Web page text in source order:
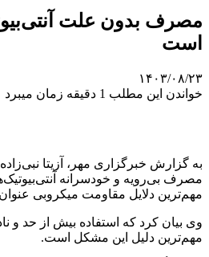
مصرف بدون علت
است
۱۴۰۳/۰۸/۲۳
خواندن این مطلب 1 دقیقه زمان میبرد
به گزارش خبرگزاری مهر، آزیتا
مصرف بی‌رویه و خودسرانه
مهم‌ترین دلایل مقاومت میکروبی
وی بیان کرد که استفاده بیش از حد و
مهم‌ترین دلیل این مشکل است.